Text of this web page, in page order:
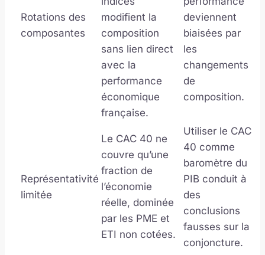
Rotations des
composantes
modifient la
composition
sans lien direct
avec la
performance
économique
française.
deviennent
biaisées par
les
changements
de
composition.
Représentativité
limitée
Le CAC 40 ne
couvre qu’une
fraction de
l’économie
réelle, dominée
par les PME et
ETI non cotées.
Utiliser le CAC
40 comme
baromètre du
PIB conduit à
des
conclusions
fausses sur la
conjoncture.